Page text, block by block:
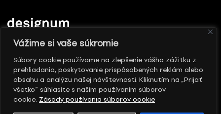
Vážime si vaše súkromie
Súbory cookie používame na zlepšenie vášho zážitku z
prehliadania, poskytovanie prispôsobených reklám alebo
obsahu a analýzu našej návštevnosti. Kliknutím na „Prijať
všetko“ súhlasíte s naším používaním súborov
cookie. Zásady používania súborov cookie
© 2010 - 2026 Slovenské centrum dizajnu, Všetky
práva vyhradené